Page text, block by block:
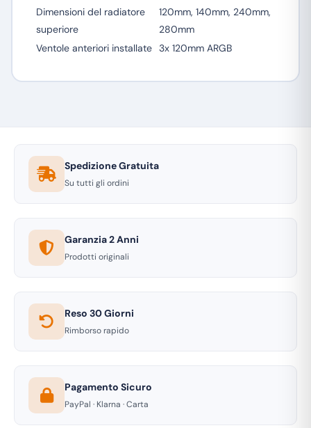
Dimensioni del radiatore
superiore
120mm, 140mm, 240mm,
280mm
Ventole anteriori installate 3x 120mm ARGB
Spedizione Gratuita
Su tutti gli ordini
Garanzia 2 Anni
Prodotti originali
Reso 30 Giorni
Rimborso rapido
Pagamento Sicuro
PayPal · Klarna · Carta